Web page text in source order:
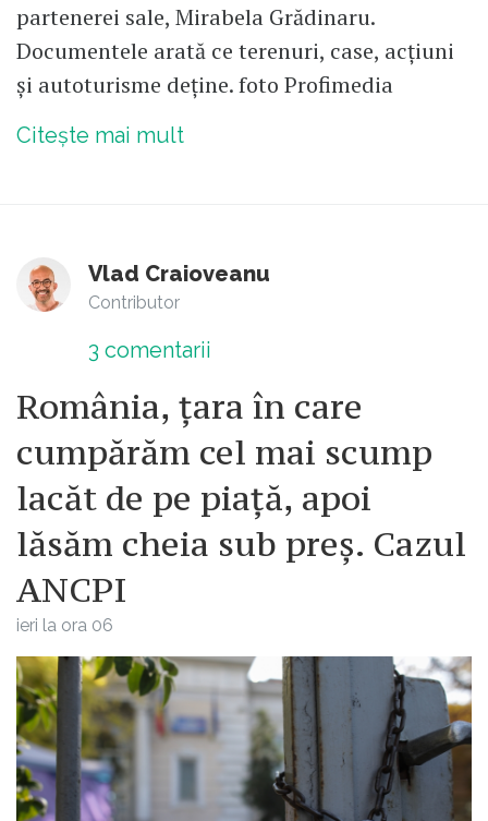
partenerei sale, Mirabela Grădinaru.
Documentele arată ce terenuri, case, acțiuni
și autoturisme deține. foto Profimedia
Citește mai mult
Vlad Craioveanu
Contributor
3 comentarii
România, țara în care
cumpărăm cel mai scump
lacăt de pe piață, apoi
lăsăm cheia sub preș. Cazul
ANCPI
ieri la ora 06